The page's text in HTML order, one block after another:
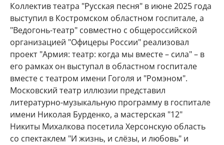
Коллектив театра "Русская песня" в июне 2025 года
выступил в Костромском областном госпитале, а
"Ведогонь-театр" совместно с общероссийской
организацией "Офицеры России" реализовал
проект "Армия: театр: когда мы вместе – сила" – в
его рамках он выступал в областном госпитале
вместе с театром имени Гоголя и "Ромэном".
Московский театр иллюзии представил
литературно-музыкальную программу в госпитале
имени Николая Бурденко, а мастерская "12"
Никиты Михалкова посетила Херсонскую область
со спектаклем "И жизнь, и слёзы, и любовь" и